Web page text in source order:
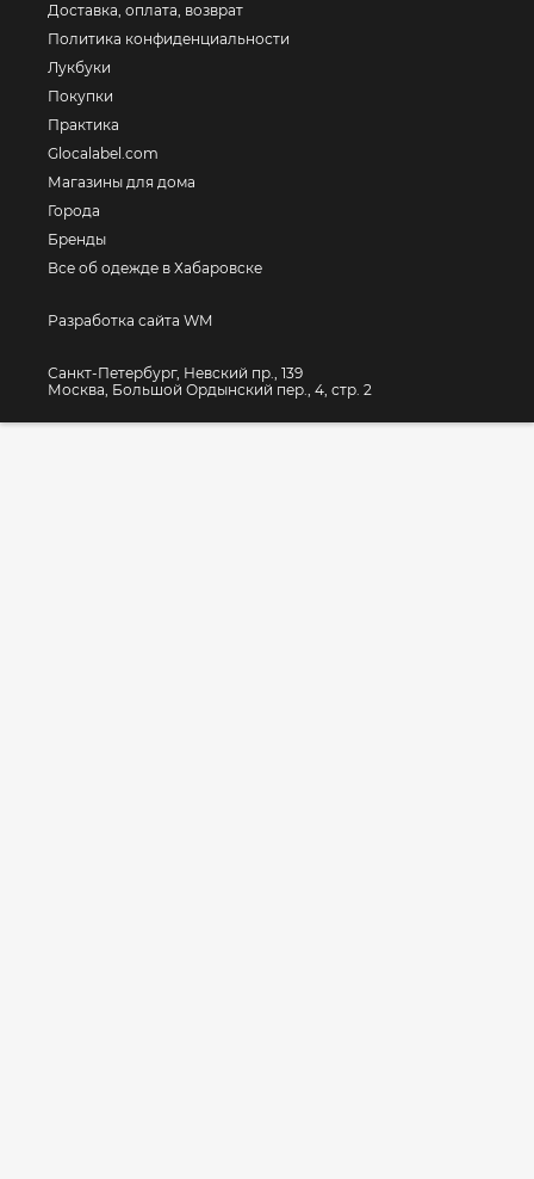
Доставка, оплата, возврат
Политика конфиденциальности
Лукбуки
Покупки
Практика
Glocalabel.com
Магазины для дома
Города
Бренды
Все об одежде в Хабаровске
Разработка сайта WM
Санкт-Петербург, Невский пр., 139
Москва, Большой Ордынский пер., 4, стр. 2